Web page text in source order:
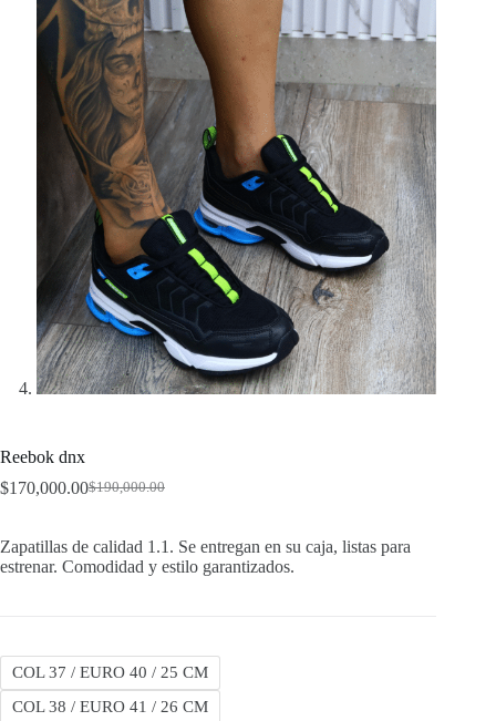
Reebok dnx
$190,000.00
Original
$190,000.00.
$170,000.00Current
$170,000.00.
Zapatillas de calidad 1.1. Se entregan en su caja, listas para
estrenar. Comodidad y estilo garantizados.
COL 37 / EURO 40 / 25 CM
COL 38 / EURO 41 / 26 CM